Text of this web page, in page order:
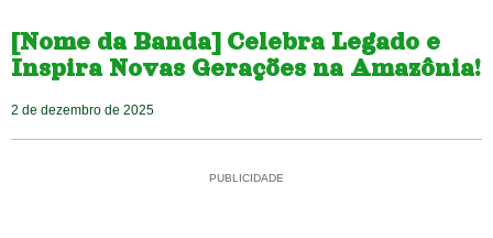
[Nome da Banda] Celebra Legado e
Inspira Novas Gerações na Amazônia!
2 de dezembro de 2025
PUBLICIDADE